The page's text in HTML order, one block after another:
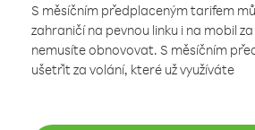
S měsíčním předplaceným tarifem
zahraničí na pevnou linku i na mobil
nemusíte obnovovat. S měsíčním
ušetřit za volání, které už využíváte